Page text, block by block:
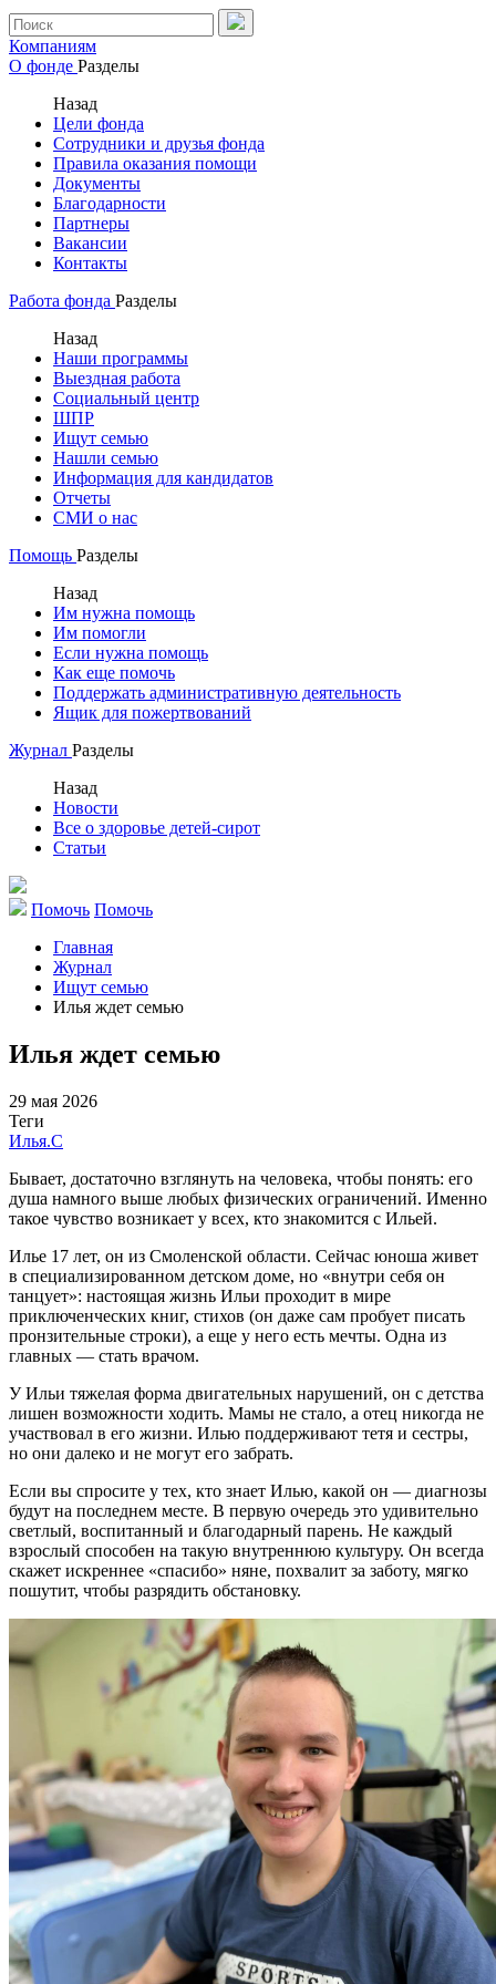
Компаниям
О фонде Разделы
Назад
Цели фонда
Сотрудники и друзья фонда
Правила оказания помощи
Документы
Благодарности
Партнеры
Вакансии
Контакты
Работа фонда Разделы
Назад
Наши программы
Выездная работа
Социальный центр
ШПР
Ищут семью
Нашли семью
Информация для кандидатов
Отчеты
СМИ о нас
Помощь Разделы
Назад
Им нужна помощь
Им помогли
Если нужна помощь
Как еще помочь
Поддержать административную деятельность
Ящик для пожертвований
Журнал Разделы
Назад
Новости
Все о здоровье детей-сирот
Статьи
Помочь Помочь
Главная
Журнал
Ищут семью
Илья ждет семью
Илья ждет семью
29 мая 2026
Теги
Илья.С
Бывает, достаточно взглянуть на человека, чтобы понять: его
душа намного выше любых физических ограничений. Именно
такое чувство возникает у всех, кто знакомится с Ильей.
Илье 17 лет, он из Смоленской области. Сейчас юноша живет
в специализированном детском доме, но «внутри себя он
танцует»: настоящая жизнь Ильи проходит в мире
приключенческих книг, стихов (он даже сам пробует писать
пронзительные строки), а еще у него есть мечты. Одна из
главных — стать врачом.
У Ильи тяжелая форма двигательных нарушений, он с детства
лишен возможности ходить. Мамы не стало, а отец никогда не
участвовал в его жизни. Илью поддерживают тетя и сестры,
но они далеко и не могут его забрать.
Если вы спросите у тех, кто знает Илью, какой он — диагнозы
будут на последнем месте. В первую очередь это удивительно
светлый, воспитанный и благодарный парень. Не каждый
взрослый способен на такую внутреннюю культуру. Он всегда
скажет искреннее «спасибо» няне, похвалит за заботу, мягко
пошутит, чтобы разрядить обстановку.